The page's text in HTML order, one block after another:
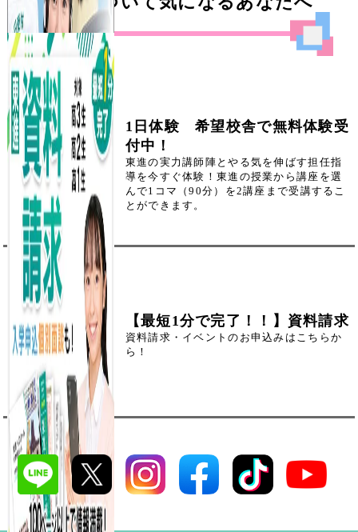
1日体験 希望校舎で無料体験受
付中！
東進の実力講師陣とやる気を伸ばす担任指
導を今すぐ体験！東進の授業から講座を選
んで1コマ（90分）を2講座まで受講するこ
とができます。
【最短1分で完了！！】資料請求
資料請求・イベントのお申込みはこちらか
ら！